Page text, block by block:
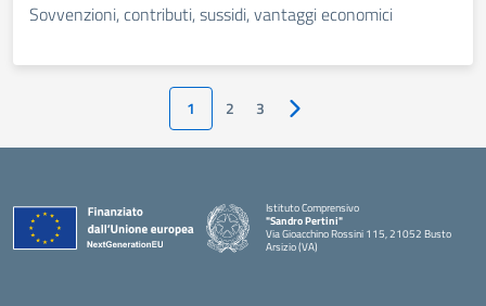
Sovvenzioni, contributi, sussidi, vantaggi economici
1 2 3 Pagina successiva
Istituto Comprensivo
"Sandro Pertini"
Via Gioacchino Rossini 115, 21052 Busto
Arsizio (VA)